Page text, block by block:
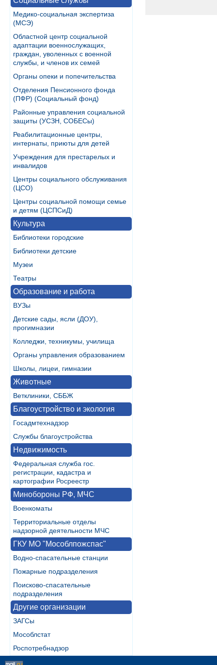
Медико-социальная экспертиза
(МСЭ)
Областной центр социальной
адаптации военнослужащих,
граждан, уволенных с военной
службы, и членов их семей
Органы опеки и попечительства
Отделения Пенсионного фонда
(ПФР) (Социальный фонд)
Районные управления социальной
защиты (УСЗН, СОБЕСы)
Реабилитационные центры,
интернаты, приюты для детей
Учреждения для престарелых и
инвалидов
Центры социального обслуживания
(ЦСО)
Центры социальной помощи семье
и детям (ЦСПСиД)
Культура
Библиотеки городские
Библиотеки детские
Музеи
Театры
Образование и работа
ВУЗы
Детские сады, ясли (ДОУ),
прогимназии
Колледжи, техникумы, училища
Органы управления образованием
Школы, лицеи, гимназии
Животные
Ветклиники, СББЖ
Благоустройство и экология
Госадмтехнадзор
Службы благоустройства
Недвижимость
Федеральная служба гос.
регистрации, кадастра и
картографии Росреестр
Минобороны РФ, МЧС
Военкоматы
Территориальные отделы
надзорной деятельности МЧС
ГКУ МО "Мособлпожспас"
Водно-спасательные станции
Пожарные подразделения
Поисково-спасательные
подразделения
Другие организации
ЗАГСы
Мособлстат
Роспотребнадзор